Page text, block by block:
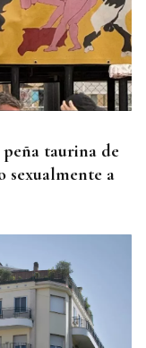
taurina de
sexualmente a